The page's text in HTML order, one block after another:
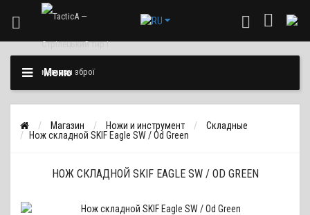
Меню
Магазин Ножи и инструмент
Складные
Нож складной SKIF Eagle SW / Od Green
НОЖ СКЛАДНОЙ SKIF EAGLE SW / OD GREEN